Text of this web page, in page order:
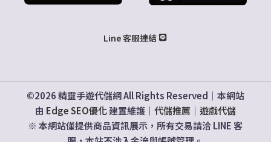
Line 客服連結
©2026 精靈手遊代儲網 All Rights Reserved｜本網站
由 Edge SEO優化建置維護｜ 代儲推薦｜ 遊戲代儲
※ 本網站僅提供商品資訊展示，所有交易請洽 LINE 客